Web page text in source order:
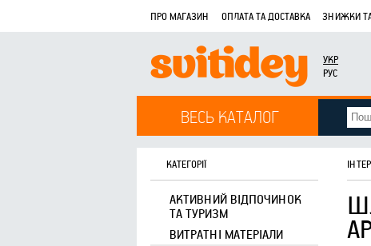
ПРО МАГАЗИН ОПЛАТА ТА ДОСТАВКА ЗНИЖКИ
УКР
РУС
ВЕСЬ КАТАЛОГ
КАТЕГОРІЇ
АКТИВНИЙ ВІДПОЧИНОК
ТА ТУРИЗМ
ВИТРАТНІ МАТЕРІАЛИ